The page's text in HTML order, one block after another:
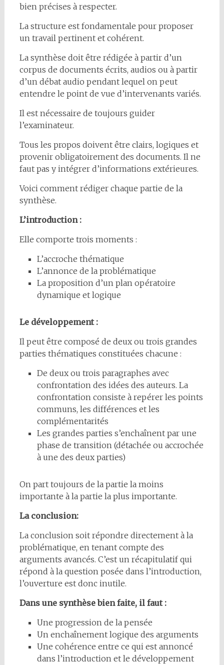
bien précises à respecter.
La structure est fondamentale pour proposer
un travail pertinent et cohérent.
La synthèse doit être rédigée à partir d’un
corpus de documents écrits, audios ou à partir
d’un débat audio pendant lequel on peut
entendre le point de vue d’intervenants variés.
Il est nécessaire de toujours guider
l’examinateur.
Tous les propos doivent être clairs, logiques et
provenir obligatoirement des documents. Il ne
faut pas y intégrer d’informations extérieures.
Voici comment rédiger chaque partie de la
synthèse.
L’introduction :
Elle comporte trois moments :
L’accroche thématique
L’annonce de la problématique
La proposition d’un plan opératoire
dynamique et logique
Le développement :
Il peut être composé de deux ou trois grandes
parties thématiques constituées chacune :
De deux ou trois paragraphes avec
confrontation des idées des auteurs. La
confrontation consiste à repérer les points
communs, les différences et les
complémentarités
Les grandes parties s’enchaînent par une
phase de transition (détachée ou accrochée
à une des deux parties)
On part toujours de la partie la moins
importante à la partie la plus importante.
La conclusion:
La conclusion soit répondre directement à la
problématique, en tenant compte des
arguments avancés. C’est un récapitulatif qui
répond à la question posée dans l’introduction,
l’ouverture est donc inutile.
Dans une synthèse bien faite, il faut :
Une progression de la pensée
Un enchaînement logique des arguments
Une cohérence entre ce qui est annoncé
dans l’introduction et le développement